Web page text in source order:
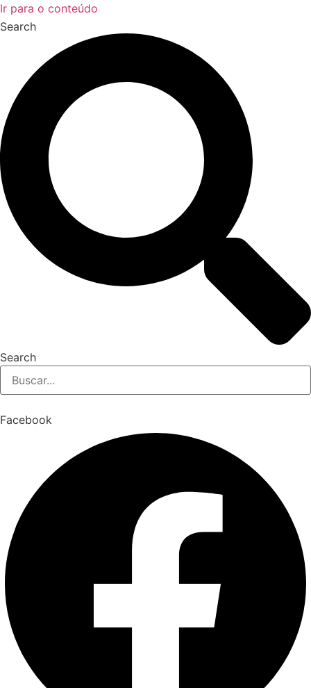
Ir para o conteúdo
Search
Search
Facebook